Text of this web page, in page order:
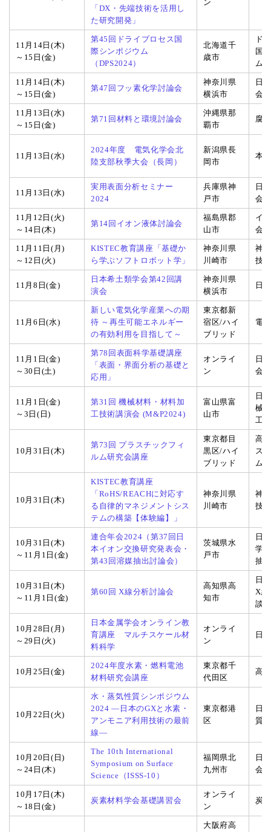
「DX・先端技術を活用し
た研究開発」
ン
11月14日(木)
～15日(金)
第45回ドライプロセス国
際シンポジウム
（DPS2024）
北海道千
歳市
ド
国
ム
11月14日(木)
～15日(金)
第47回フッ素化学討論会
神奈川県
横浜市
日
会
11月13日(水)
～15日(金)
第71回材料と環境討論会
沖縄県那
覇市
腐
11月13日(水)
2024年度 電気化学会北
陸支部秋季大会（長岡）
新潟県長
岡市
本
11月13日(水)
実用表面分析セミナー
2024
兵庫県神
戸市
日
会
11月12日(火)
～14日(木)
第14回イオン液体討論会
福島県郡
山市
イ
会
11月11日(月)
～12日(火)
KISTEC教育講座「基礎か
ら学ぶソフトロボット学」
神奈川県
川崎市
神
技
11月8日(金)
日本希土類学会第42回講
演会
神奈川県
横浜市
日
11月6日(水)
新しい電気化学産業への期
待 ～再生可能エネルギー
の有効利用を目指して～
東京都新
宿区/ハイ
ブリッド
電
11月1日(金)
～30日(土)
第78回表面科学基礎講座
「表面・界面分析の基礎と
応用」
オンライ
ン
日
会
11月1日(金)
～3日(日)
第31回 機械材料・材料加
工技術講演会 (M&P2024)
富山県富
山市
日
械
工
10月31日(木)
第73回 プラスチックフィ
ルム研究会講座
東京都目
黒区/ハイ
ブリッド
高
ス
ム
10月31日(木)
KISTEC教育講座
「RoHS/REACHに対応す
る自律的マネジメントシス
テムの構築【体験編】」
神奈川県
川崎市
神
技
10月31日(木)
～11月1日(金)
連合年会2024（第37回日
本イオン交換研究発表会・
第43回溶媒抽出討論会）
茨城県水
戸市
日
学
抽
10月31日(木)
～11月1日(金)
第60回 X線分析討論会
高知県高
知市
日
X線
談
10月28日(月)
～29日(火)
日本金属学会オンライン教
育講座 マルチスケール材
料科学
オンライ
ン
日
10月25日(金)
2024年度水素・燃料電池
材料研究会講座
東京都千
代田区
高
10月22日(火)
水・蒸気性質シンポジウム
2024 ―日本のGXと水素・
アンモニア利用技術の最前
線―
東京都港
区
日
質
10月20日(日)
～24日(木)
The 10th International
Symposium on Surface
Science（ISSS-10）
福岡県北
九州市
日
会
10月17日(木)
～18日(金)
炭素材料学会基礎講習会
オンライ
ン
炭
大阪府高